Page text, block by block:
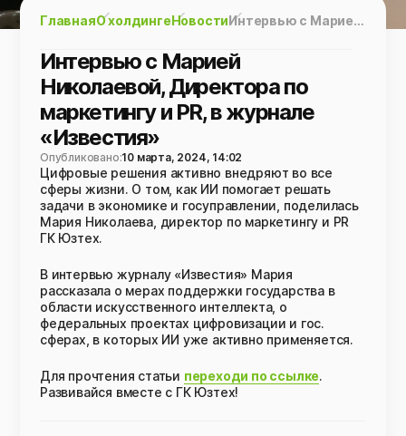
ГлавнаяО холдингеНовости Интервью с Марией Николаевой, Директора по маркетингу и PR, в журнале «Известия»
Интервью с Марией
Николаевой, Директора по
маркетингу и PR, в журнале
«Известия»
Опубликовано:10 марта, 2024, 14:02
Цифровые решения активно внедряют во все
сферы жизни. О том, как ИИ помогает решать
задачи в экономике и госуправлении, поделилась
Мария Николаева, директор по маркетингу и PR
ГК Юзтех.
В интервью журналу «Известия» Мария
рассказала о мерах поддержки государства в
области искусственного интеллекта, о
федеральных проектах цифровизации и гос.
сферах, в которых ИИ уже активно применяется.
Для прочтения статьи переходи по ссылке.
Развивайся вместе с ГК Юзтех!